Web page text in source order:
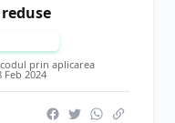
prin aplicarea
Feb 2024